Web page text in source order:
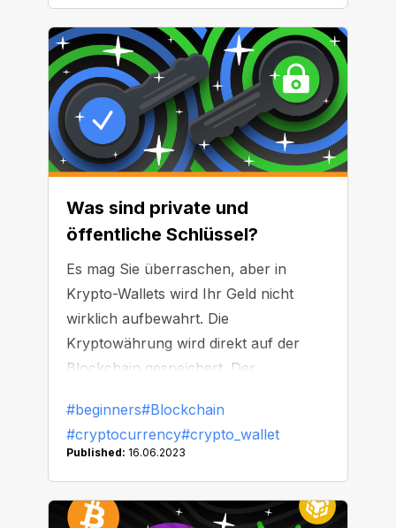
Was sind private und
öffentliche Schlüssel?
Es mag Sie überraschen, aber in
Krypto-Wallets wird Ihr Geld nicht
wirklich aufbewahrt. Die
Kryptowährung wird direkt auf der
Blockchain gespeichert. Der
besteht darin, als sicherer Tresor für
Ihre privaten Schlüssel zu dienen. Was
#beginners#Blockchain
#cryptocurrency#crypto_wallet
Published: 16.06.2023